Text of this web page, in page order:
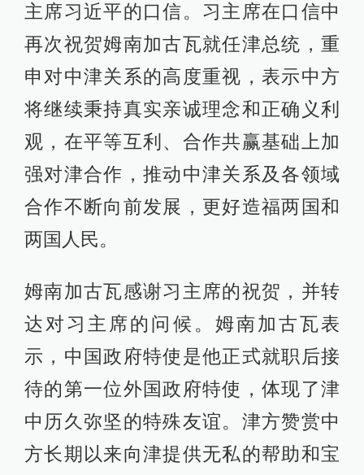
主席习近平的口信。习主席在口信中
再次祝贺姆南加古瓦就任津总统，重
申对中津关系的高度重视，表示中方
将继续秉持真实亲诚理念和正确义利
观，在平等互利、合作共赢基础上加
强对津合作，推动中津关系及各领域
合作不断向前发展，更好造福两国和
两国人民。
姆南加古瓦感谢习主席的祝贺，并转
达对习主席的问候。姆南加古瓦表
示，中国政府特使是他正式就职后接
待的第一位外国政府特使，体现了津
中历久弥坚的特殊友谊。津方赞赏中
方长期以来向津提供无私的帮助和宝